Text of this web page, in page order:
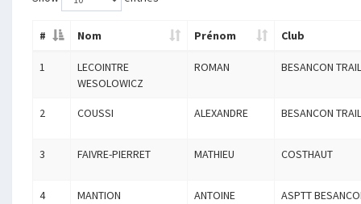
# Nom Prénom Club
1
LECOINTRE
WESOLOWICZ
ROMAN BESANCON
2 COUSSI ALEXANDRE BESANCON
3 FAIVRE-PIERRET MATHIEU COSTHAUT
4 MANTION ANTOINE ASPTT